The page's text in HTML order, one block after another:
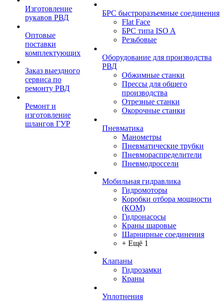
Изготовление
рукавов РВД
Оптовые
поставки
комплектующих
Заказ выездного
сервиса по
ремонту РВД
Ремонт и
изготовление
шлангов ГУР
БРС быстроразъемные соединения
Flat Face
БРС типа ISO A
Резьбовые
Оборудование для производства
РВД
Обжимные станки
Прессы для общего
производства
Отрезные станки
Окорочные станки
Пневматика
Манометры
Пневматические трубки
Пневмораспределители
Пневмодроссели
Мобильная гидравлика
Гидромоторы
Коробки отбора мощности
(КОМ)
Гидронасосы
Краны шаровые
Шарнирные соединения
+ Ещё 1
Клапаны
Гидрозамки
Краны
Уплотнения